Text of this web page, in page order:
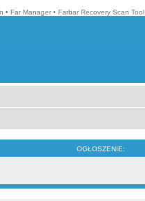
• Far Manager • Farbar Recovery Scan Tool
OGŁOSZENIE: